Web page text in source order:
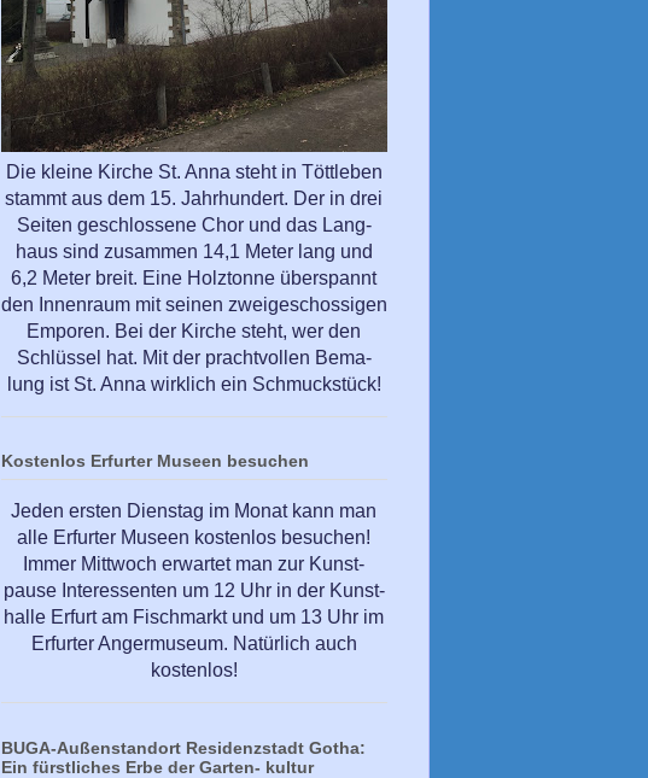
Die kleine Kirche St. Anna steht in Töttleben
stammt aus dem 15. Jahrhundert. Der in drei
Seiten geschlossene Chor und das Lang-
haus sind zusammen 14,1 Meter lang und
6,2 Meter breit. Eine Holztonne überspannt
den Innenraum mit seinen zweigeschossigen
Emporen. Bei der Kirche steht, wer den
Schlüssel hat. Mit der prachtvollen Bema-
lung ist St. Anna wirklich ein Schmuckstück!
Kostenlos Erfurter Museen besuchen
Jeden ersten Dienstag im Monat kann man
alle Erfurter Museen kostenlos besuchen!
Immer Mittwoch erwartet man zur Kunst-
pause Interessenten um 12 Uhr in der Kunst-
halle Erfurt am Fischmarkt und um 13 Uhr im
Erfurter Angermuseum. Natürlich auch
kostenlos!
BUGA-Außenstandort Residenzstadt Gotha:
Ein fürstliches Erbe der Garten- kultur